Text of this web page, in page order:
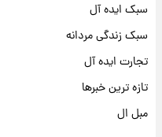
سبک ایده آل
سبک زندگی مردانه
تجارت ایده آل
تازه ترین خبرها
مبل ال